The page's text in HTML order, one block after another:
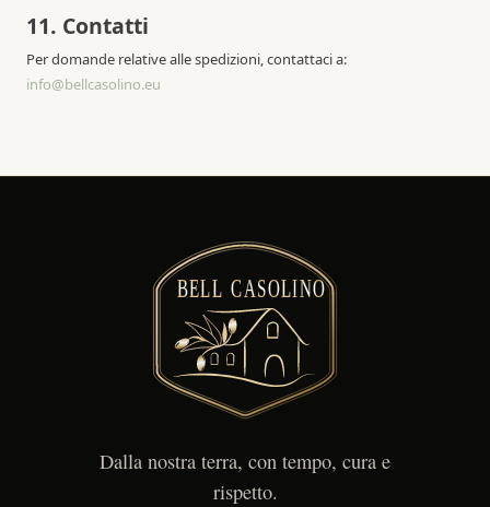
11. Contatti
Per domande relative alle spedizioni, contattaci a:
info@bellcasolino.eu
Dalla nostra terra, con tempo, cura e
rispetto.